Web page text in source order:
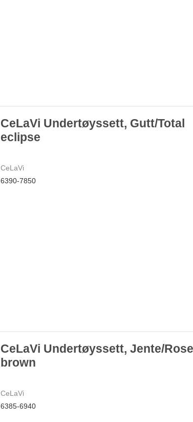
CeLaVi Undertøyssett, Gutt/Total
eclipse
CeLaVi
6390-7850
CeLaVi Undertøyssett, Jente/Rose
brown
CeLaVi
6385-6940